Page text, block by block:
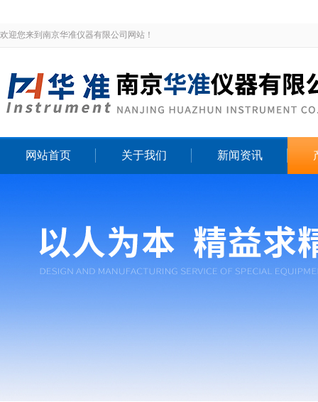
欢迎您来到南京华准仪器有限公司网站！
网站首页 关于我们 新闻资讯